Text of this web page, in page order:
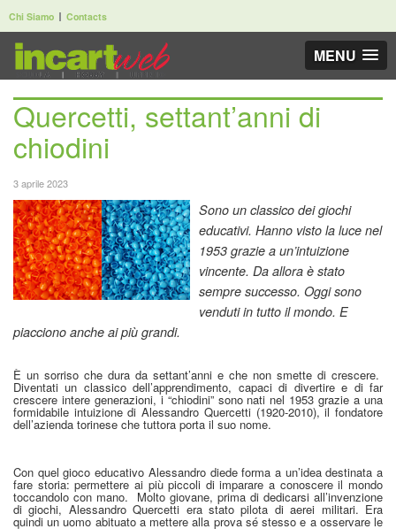
Chi Siamo Contacts
MENU
Quercetti, settant’anni di
chiodini
3 aprile 2023
Sono un classico dei giochi
educativi. Hanno visto la luce nel
1953 grazie a un’intuizione
vincente. Da allora è stato
sempre successo. Oggi sono
venduti in tutto il mondo. E
piacciono anche ai più grandi.
È un sorriso che dura da settant’anni e che non smette di crescere.
Diventati un classico dell’apprendimento, capaci di divertire e di far
crescere intere generazioni, i “chiodini” sono nati nel 1953 grazie a una
formidabile intuizione di Alessandro Quercetti (1920-2010), il fondatore
dell’azienda torinese che tuttora porta il suo nome.
Con quel gioco educativo Alessandro diede forma a un’idea destinata a
fare storia: permettere ai più piccoli di imparare a conoscere il mondo
toccandolo con mano. Molto giovane, prima di dedicarsi all’invenzione
di giochi, Alessandro Quercetti era stato pilota di aerei militari. Era
quindi un uomo abituato a mettere alla prova sé stesso e a osservare le